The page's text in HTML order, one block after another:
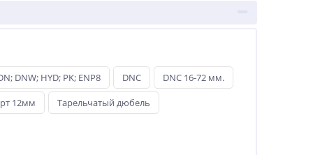
телефону.
DNW; HYD; PK; ENP8 DNC
DNC 16-72 мм.
12мм Тарельчатый дюбель